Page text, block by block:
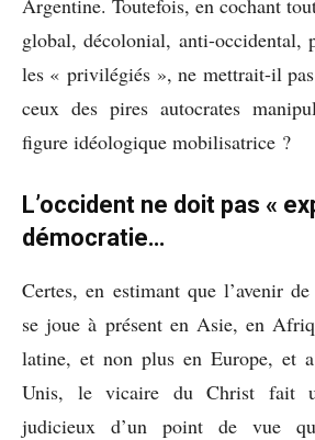
global, décolonial, anti-occidental,
les « privilégiés », ne mettrait-il
ceux des pires autocrates
figure idéologique mobilisatrice ?
L’occident ne doit pas «
démocratie…
Certes, en estimant que l’avenir
se joue à présent en Asie, en
latine, et non plus en Europe, et
Unis, le vicaire du Christ fait
judicieux d’un point de vue